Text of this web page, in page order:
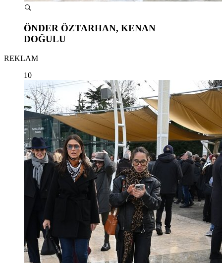
ÖNDER ÖZTARHAN, KENAN
DOĞULU
REKLAM
10